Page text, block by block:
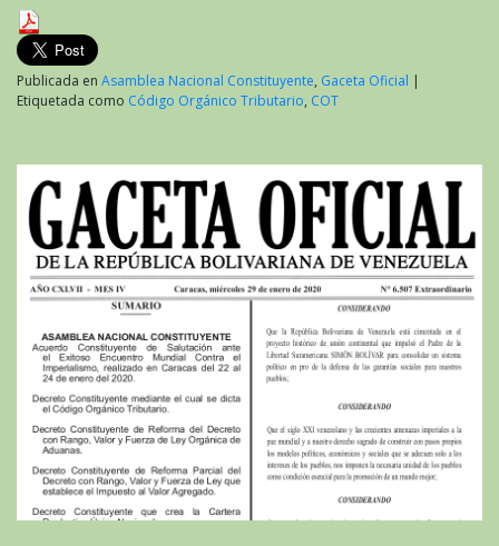
Publicada en Asamblea Nacional Constituyente, Gaceta Oficial |
Etiquetada como Código Orgánico Tributario, COT